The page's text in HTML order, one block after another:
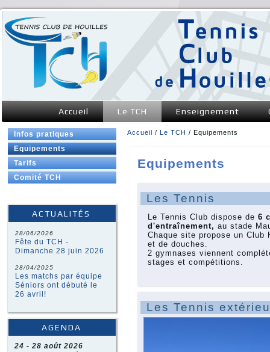
Accueil Le TCH Enseignement
Infos pratiques
Equipements
Tarifs
Comité TCH
ACTUALITÉS
28/06/2026
Fête du TCH -
Dimanche 28 juin 2026
28/04/2025
Les matchs par équipe
Séniors ont débuté le
26 avril!
AGENDA
24 - 28 août 2026
Accueil / Le TCH / Equipements
Equipements
Les Tennis
Le Tennis Club dispose de 6
d'entraînement, au stade
Chaque site propose un
et de douches.
2 gymnases viennent
stages et compétitions.
Les Tennis